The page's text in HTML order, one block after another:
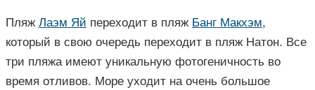
Пляж Лаэм Яй переходит в пляж Банг Макхэм,
который в свою очередь переходит в пляж Натон. Все
три пляжа имеют уникальную фотогеничность во
время отливов. Море уходит на очень большое